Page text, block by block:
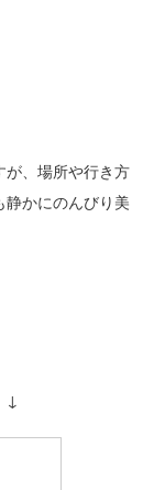
が、場所や行き方
かにのんびり美
↓